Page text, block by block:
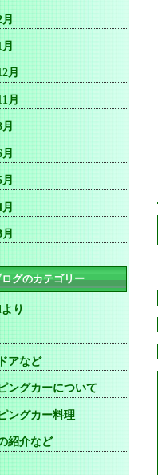
月
月
グのカテゴリー
り
アなど
ングカーについて
ングカー料理
紹介など